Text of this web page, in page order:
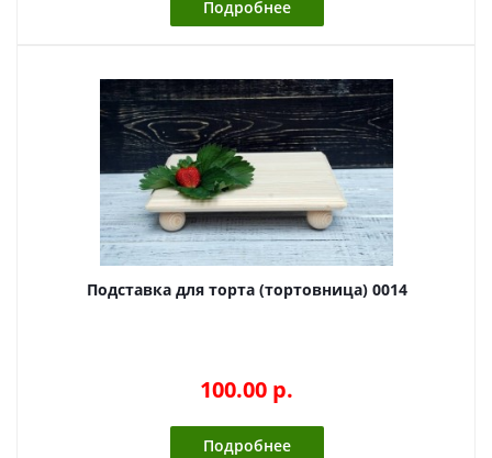
Подробнее
Подставка для торта (тортовница) 0014
100.00 p.
Подробнее